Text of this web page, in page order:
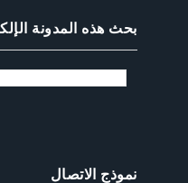
بحث هذه المدونة
نموذج الاتصال